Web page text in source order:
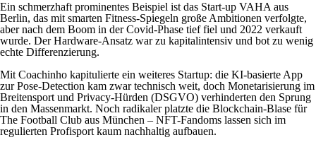
Ein schmerzhaft prominentes Beispiel ist das Start-up VAHA aus
Berlin, das mit smarten Fitness-Spiegeln große Ambitionen verfolgte,
aber nach dem Boom in der Covid-Phase tief fiel und 2022 verkauft
wurde. Der Hardware-Ansatz war zu kapitalintensiv und bot zu wenig
echte Differenzierung.
Mit Coachinho kapitulierte ein weiteres Startup: die KI-basierte App
zur Pose-Detection kam zwar technisch weit, doch Monetarisierung im
Breitensport und Privacy-Hürden (DSGVO) verhinderten den Sprung
in den Massenmarkt. Noch radikaler platzte die Blockchain-Blase für
The Football Club aus München – NFT-Fandoms lassen sich im
regulierten Profisport kaum nachhaltig aufbauen.